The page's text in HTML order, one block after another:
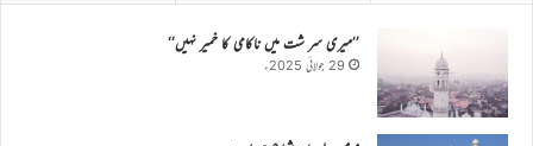
’’میری سر شت میں ناکامی کا خمیر نہیں‘‘
29 جولائی 2025ء